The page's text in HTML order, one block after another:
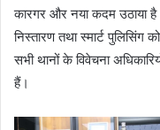
कारगर और नया कदम उठाया
निस्तारण तथा स्मार्ट
सभी थानों के विवेचना
हैं।